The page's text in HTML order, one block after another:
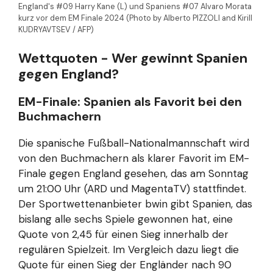
England's #09 Harry Kane (L) und Spaniens #07 Alvaro Morata
kurz vor dem EM Finale 2024 (Photo by Alberto PIZZOLI and Kirill
KUDRYAVTSEV / AFP)
Wettquoten - Wer gewinnt Spanien
gegen England?
EM-Finale: Spanien als Favorit bei den
Buchmachern
Die spanische Fußball-Nationalmannschaft wird
von den Buchmachern als klarer Favorit im EM-
Finale gegen England gesehen, das am Sonntag
um 21:00 Uhr (ARD und MagentaTV) stattfindet.
Der Sportwettenanbieter bwin gibt Spanien, das
bislang alle sechs Spiele gewonnen hat, eine
Quote von 2,45 für einen Sieg innerhalb der
regulären Spielzeit. Im Vergleich dazu liegt die
Quote für einen Sieg der Engländer nach 90